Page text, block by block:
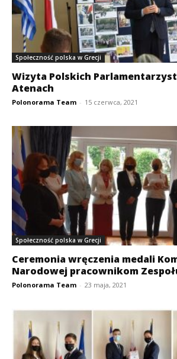
Społeczność polska w Grecji
Wizyta Polskich
Atenach
Polonorama Team - 15 czerwca, 2021
Społeczność polska w Grecji
Ceremonia wręczenia medali
Narodowej pracownikom
Polonorama Team - 23 maja, 2021